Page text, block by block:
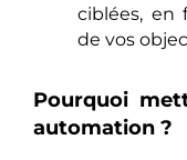
ciblées, en
de vos
Pourquoi
automation ?